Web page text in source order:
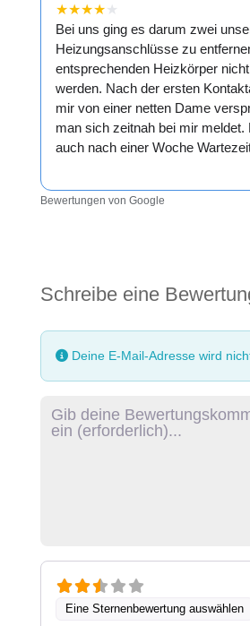
★★★★ ★
Bei uns ging es darum zwei
Heizungsanschlüsse zu
entsprechenden Heizkörper
werden. Nach der ersten
mir von einer netten Dame
man sich zeitnah bei mir meldet.
auch nach einer Woche
Bewertungen von Google
Schreibe eine
Deine E-Mail-Adresse wird
Rezensionstext
Eine Sternenbewertung auswählen